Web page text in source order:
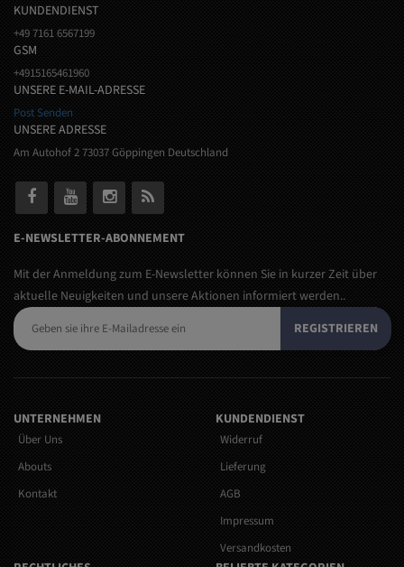
KUNDENDIENST
+49 7161 6567199
GSM
+4915165461960
UNSERE E-MAIL-ADRESSE
Post Senden
UNSERE ADRESSE
Am Autohof 2 73037 Göppingen Deutschland
E-NEWSLETTER-ABONNEMENT
Mit der Anmeldung zum E-Newsletter können Sie in kurzer Zeit über
aktuelle Neuigkeiten und unsere Aktionen informiert werden..
REGISTRIEREN
UNTERNEHMEN
Über Uns
Abouts
Kontakt
KUNDENDIENST
Widerruf
Lieferung
AGB
Impressum
Versandkosten